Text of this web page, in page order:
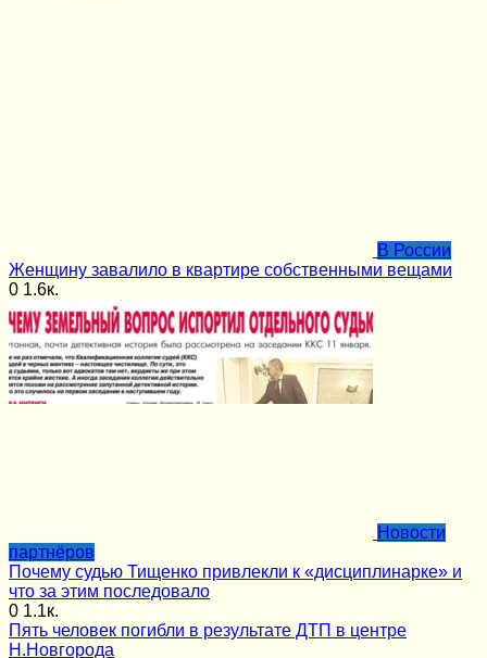
В России
Женщину завалило в квартире собственными вещами
0 1.6к.
Новости
партнёров
Почему судью Тищенко привлекли к «дисциплинарке» и
что за этим последовало
0 1.1к.
Пять человек погибли в результате ДТП в центре
Н.Новгорода